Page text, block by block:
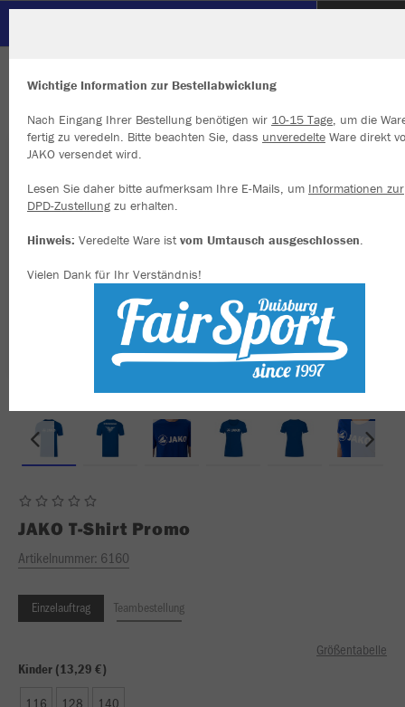
JAKO T-Shirt Promo
Artikelnummer: 6160
Einzelauftrag Teambestellung
Größentabelle
Kinder (13,29 €)
116 128 140
Wichtige Information zur Bestellabwicklung
Nach Eingang Ihrer Bestellung benötigen wir 10-15 Tage, um die
fertig zu veredeln. Bitte beachten Sie, dass unveredelte Ware direkt
JAKO versendet wird.
Lesen Sie daher bitte aufmerksam Ihre E-Mails, um Informationen zur
DPD-Zustellung zu erhalten.
Hinweis: Veredelte Ware istvom Umtausch ausgeschlossen.
Vielen Dank für Ihr Verständnis!
Wir verwenden Cookies
Inhalte anzeigen und unsere Website verbessern. Weitere
zu den Cookies findest Du in den Einstellungen.
Alle akzeptieren
Alle ablehnen
mehr Infos
Datenschutz
Impressum